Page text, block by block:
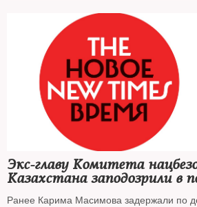
Экс-главу Комитета
Казахстана заподозрили в
захвата власти
Ранее Карима Масимова задержали по